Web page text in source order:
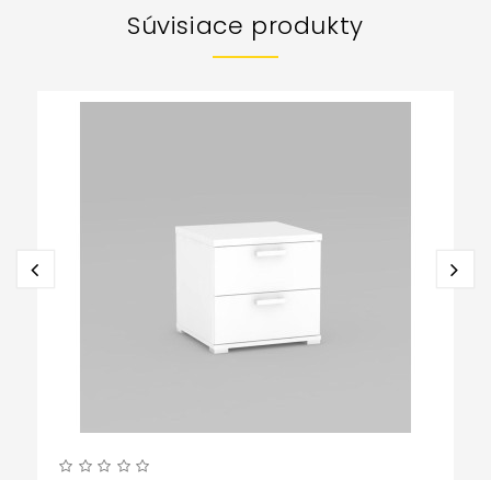
Súvisiace produkty